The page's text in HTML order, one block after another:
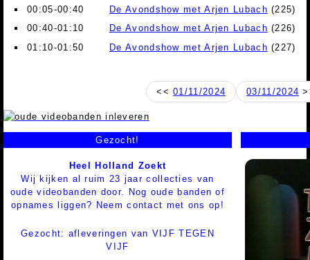
00:05-00:40 De Avondshow met Arjen Lubach (225)
00:40-01:10
De Avondshow met Arjen Lubach (226)
01:10-01:50
De Avondshow met Arjen Lubach (227)
<<01/11/2024 03/11/2024
Gezocht!
Heel Holland Zoekt
Wij kijken al ruim 23 jaar collecties van
oude videobanden door. Nog oude banden of
opnames liggen? Neem contact met ons op!
Gezocht: afleveringen van VIJF TEGEN
VIJF